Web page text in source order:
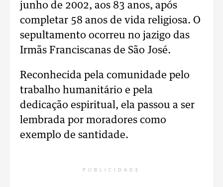
junho de 2002, aos 83 anos, após
completar 58 anos de vida religiosa. O
sepultamento ocorreu no jazigo das
Irmãs Franciscanas de São José.
Reconhecida pela comunidade pelo
trabalho humanitário e pela
dedicação espiritual, ela passou a ser
lembrada por moradores como
exemplo de santidade.
PUBLICIDADE